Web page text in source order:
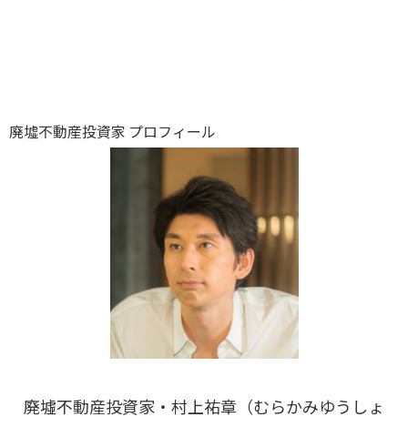
廃墟不動産投資家 プロフィール
廃墟不動産投資家・村上祐章（むらかみゆうしょ